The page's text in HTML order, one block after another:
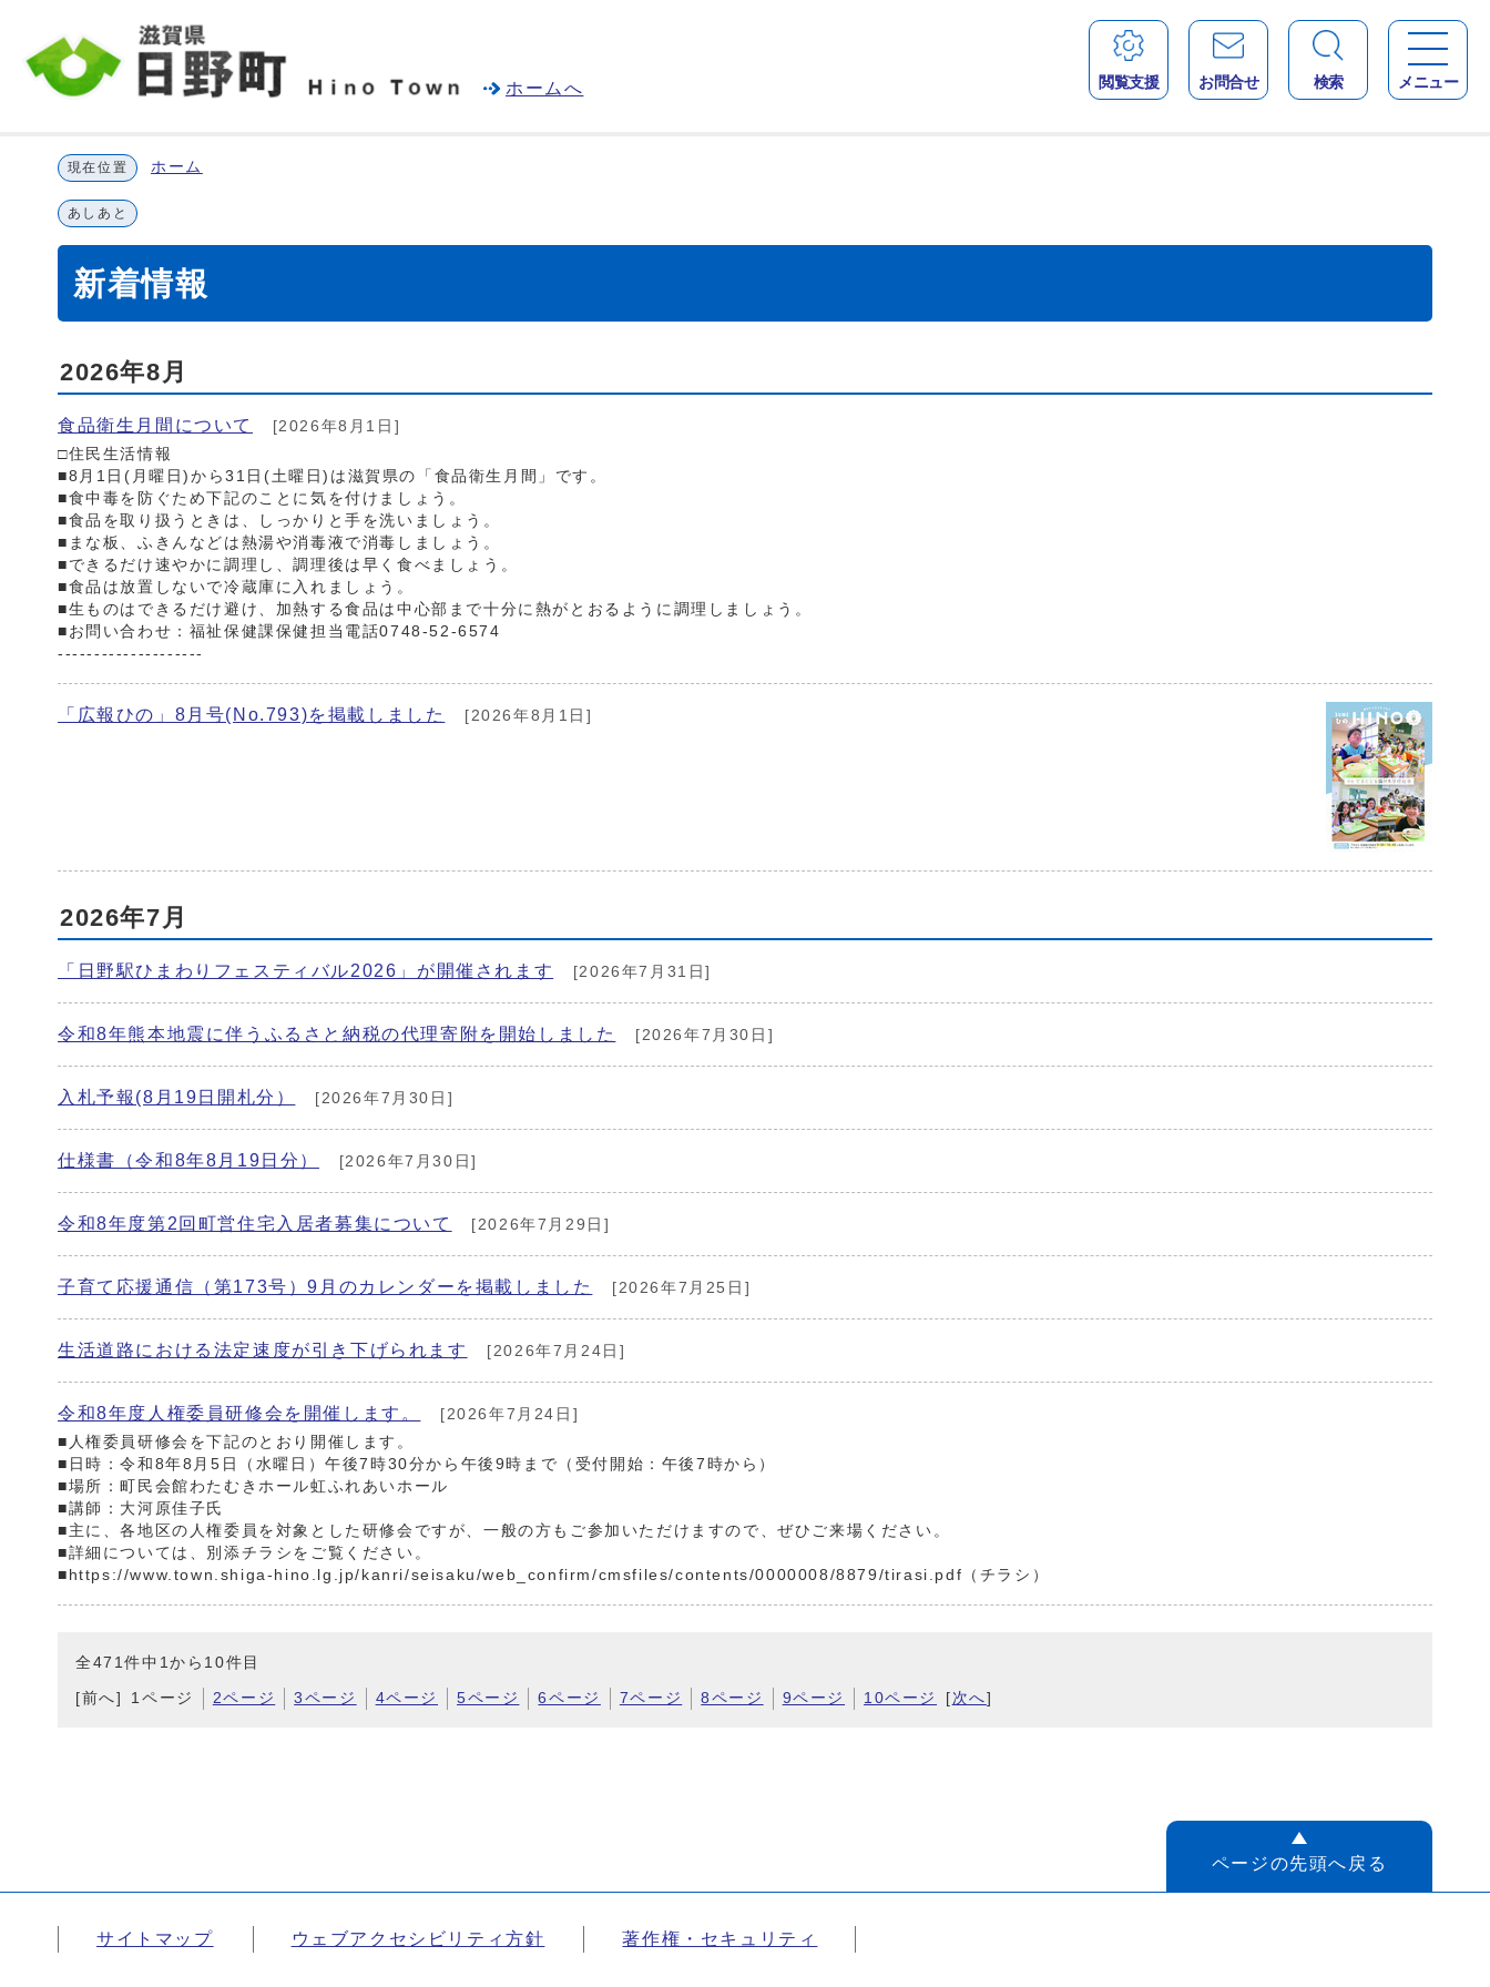
ホームへ 閲覧支援 お問合せ 検索 メニュー
現在位置 ホーム
あしあと
新着情報
2026年8月
食品衛生月間について
[2026年8月1日]
□住民生活情報
■8月1日(月曜日)から31日(土曜日)は滋賀県の「食品衛生月間」です。
■食中毒を防ぐため下記のことに気を付けましょう。
■食品を取り扱うときは、しっかりと手を洗いましょう。
■まな板、ふきんなどは熱湯や消毒液で消毒しましょう。
■できるだけ速やかに調理し、調理後は早く食べましょう。
■食品は放置しないで冷蔵庫に入れましょう。
■生ものはできるだけ避け、加熱する食品は中心部まで十分に熱がとおるように調理しましょう。
■お問い合わせ：福祉保健課保健担当電話0748-52-6574
--------------------
「広報ひの」8月号(No.793)を掲載しました [2026年8月1日]
2026年7月
「日野駅ひまわりフェスティバル2026」が開催されます [2026年7月31日]
令和8年熊本地震に伴うふるさと納税の代理寄附を開始しました [2026年7月30日]
入札予報(8月19日開札分） [2026年7月30日]
仕様書（令和8年8月19日分） [2026年7月30日]
令和8年度第2回町営住宅入居者募集について [2026年7月29日]
子育て応援通信（第173号）9月のカレンダーを掲載しました [2026年7月25日]
生活道路における法定速度が引き下げられます [2026年7月24日]
令和8年度人権委員研修会を開催します。
[2026年7月24日]
■人権委員研修会を下記のとおり開催します。
■日時：令和8年8月5日（水曜日）午後7時30分から午後9時まで（受付開始：午後7時から）
■場所：町民会館わたむきホール虹ふれあいホール
■講師：大河原佳子氏
■主に、各地区の人権委員を対象とした研修会ですが、一般の方もご参加いただけますので、ぜひご来場ください。
■詳細については、別添チラシをご覧ください。
■https://www.town.shiga-hino.lg.jp/kanri/seisaku/web_confirm/cmsfiles/contents/0000008/8879/tirasi.pdf（チラシ）
全471件中1から10件目
[前へ] 1ページ 2ページ 3ページ 4ページ 5ページ 6ページ 7ページ 8ページ 9ページ 10ページ [ 次へ]
ページの先頭へ戻る
サイトマップ ウェブアクセシビリティ方針 著作権・セキュリティ